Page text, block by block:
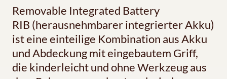
Removable Integrated Battery
RIB (herausnehmbarer integrierter Akku)
ist eine einteilige Kombination aus Akku
und Abdeckung mit eingebautem Griff,
die kinderleicht und ohne Werkzeug aus